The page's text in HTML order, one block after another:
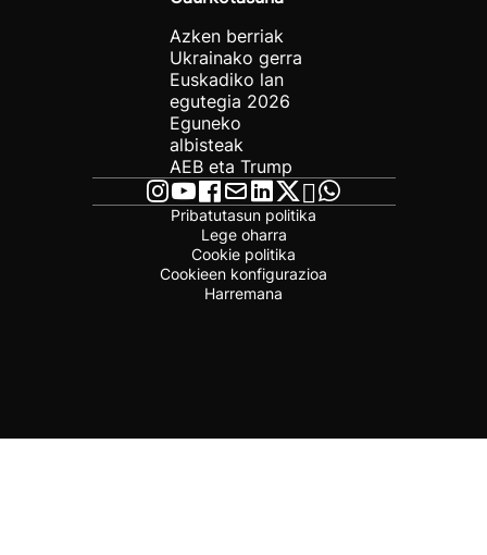
Azken berriak
Ukrainako gerra
Euskadiko lan
egutegia 2026
Eguneko
albisteak
AEB eta Trump
Pribatutasun politika
Lege oharra
Cookie politika
Cookieen konfigurazioa
Harremana